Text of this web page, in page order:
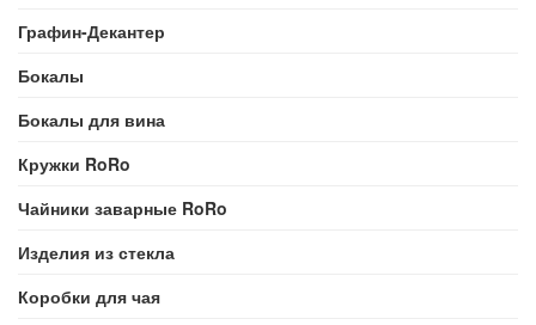
Графин-Декантер
Бокалы
Бокалы для вина
Кружки RoRo
Чайники заварные RoRo
Изделия из стекла
Коробки для чая